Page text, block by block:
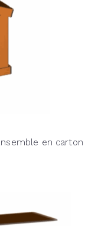
en carton